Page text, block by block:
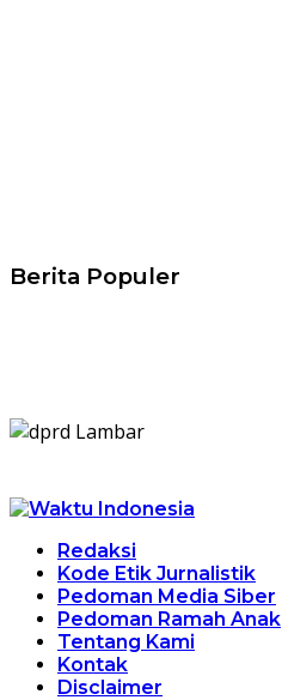
Berita Populer
Redaksi
Kode Etik Jurnalistik
Pedoman Media Siber
Pedoman Ramah Anak
Tentang Kami
Kontak
Disclaimer